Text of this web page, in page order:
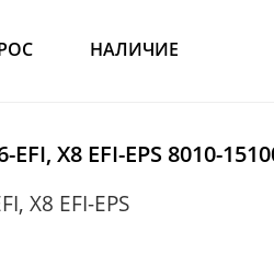
НАЛИЧИЕ
X8 EFI-EPS 8010-
X8 EFI-EPS